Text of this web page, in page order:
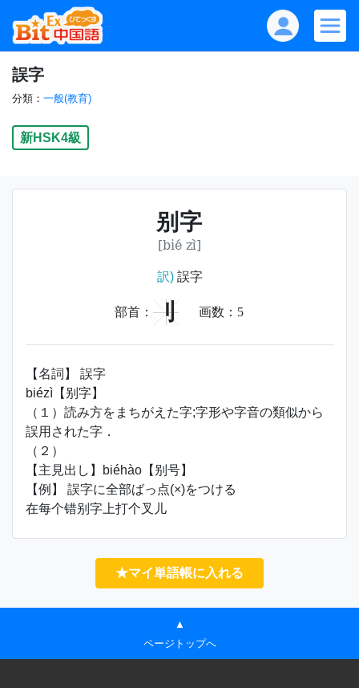
誤字
分類： 一般(教育)
新HSK4級
别字
[bié zì]
訳)誤字
部首： 刂 画数： 5
【名詞】 誤字
biézì【别字】
（１）読み方をまちがえた字;字形や字音の類似から
誤用された字．
（２）
【主見出し】biéhào【别号】
【例】 誤字に全部ばっ点(×)をつける
在每个错别字上打个叉儿
★マイ単語帳に入れる
▲
ページトップへ